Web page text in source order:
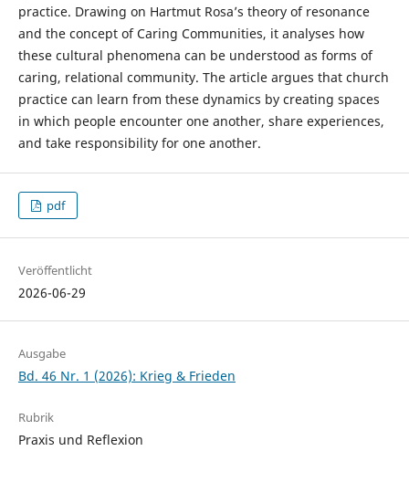
practice. Drawing on Hartmut Rosa’s theory of resonance
and the concept of Caring Communities, it analyses how
these cultural phenomena can be understood as forms of
caring, relational community. The article argues that church
practice can learn from these dynamics by creating spaces
in which people encounter one another, share experiences,
and take responsibility for one another.
pdf
Veröffentlicht
2026-06-29
Ausgabe
Bd. 46 Nr. 1 (2026): Krieg & Frieden
Rubrik
Praxis und Reflexion